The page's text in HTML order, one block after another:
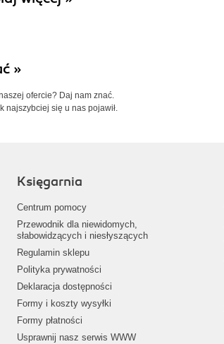
»
ofercie? Daj nam znać.
najszybciej się u nas pojawił.
Księgarnia
Centrum pomocy
Przewodnik dla niewidomych,
słabowidzących i niesłyszących
Regulamin sklepu
Polityka prywatności
Deklaracja dostępności
Formy i koszty wysyłki
Formy płatności
Usprawnij nasz serwis WWW